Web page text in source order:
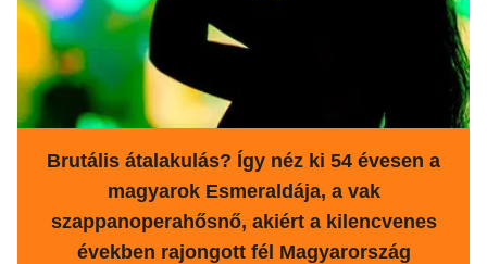
Brutális átalakulás? Így néz ki 54 évesen a
magyarok Esmeraldája, a vak
szappanoperahősnő, akiért a kilencvenes
években rajongott fél Magyarország